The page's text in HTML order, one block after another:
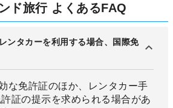
ド旅行 よくあるFAQ
ンタカーを利用する場合、国際免
な免許証のほか、レンタカー手
証の提示を求められる場合があ